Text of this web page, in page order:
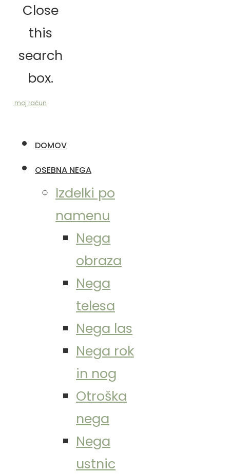
Close
this
search
box.
moj račun
DOMOV
OSEBNA NEGA
Izdelki po
namenu
Nega
obraza
Nega
telesa
Nega las
Nega rok
in nog
Otroška
nega
Nega
ustnic